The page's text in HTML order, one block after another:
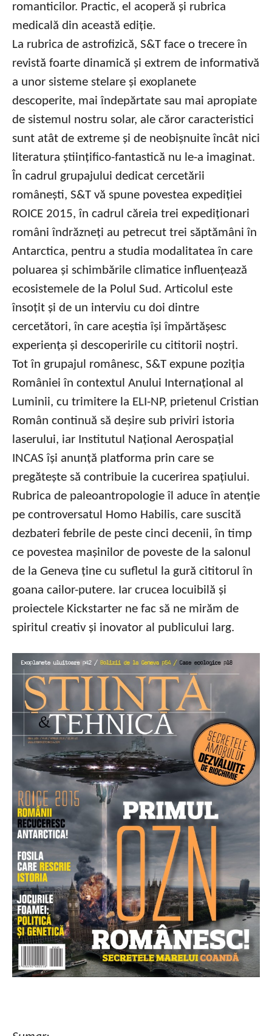
romanticilor. Practic, el acoperă și rubrica
medicală din această ediție.
La rubrica de astrofizică, S&T face o trecere în
revistă foarte dinamică și extrem de informativă
a unor sisteme stelare și exoplanete
descoperite, mai îndepărtate sau mai apropiate
de sistemul nostru solar, ale căror caracteristici
sunt atât de extreme și de neobișnuite încât nici
literatura științifico-fantastică nu le-a imaginat.
În cadrul grupajului dedicat cercetării
românești, S&T vă spune povestea expediției
ROICE 2015, în cadrul căreia trei expediționari
români îndrăzneți au petrecut trei săptămâni în
Antarctica, pentru a studia modalitatea în care
poluarea și schimbările climatice influențează
ecosistemele de la Polul Sud. Articolul este
însoțit și de un interviu cu doi dintre
cercetători, în care aceștia își împărtășesc
experiența și descoperirile cu cititorii noștri.
Tot în grupajul românesc, S&T expune poziția
României în contextul Anului Internațional al
Luminii, cu trimitere la ELI-NP, prietenul Cristian
Român continuă să deșire sub priviri istoria
laserului, iar Institutul Național Aerospațial
INCAS își anunță platforma prin care se
pregătește să contribuie la cucerirea spațiului.
Rubrica de paleoantropologie îl aduce în atenție
pe controversatul Homo Habilis, care suscită
dezbateri febrile de peste cinci decenii, în timp
ce povestea mașinilor de poveste de la salonul
de la Geneva ține cu sufletul la gură cititorul în
goana cailor-putere. Iar crucea locuibilă și
proiectele Kickstarter ne fac să ne mirăm de
spiritul creativ și inovator al publicului larg.